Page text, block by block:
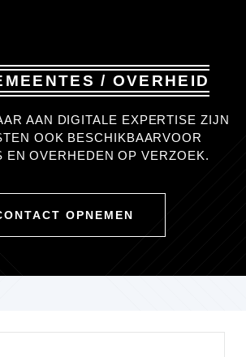
/ OVERHEID
AAN DIGITALE EXPERTISE ZIJN
OOK BESCHIKBAARVOOR
EN OVERHEDEN OP VERZOEK.
OPNEMEN